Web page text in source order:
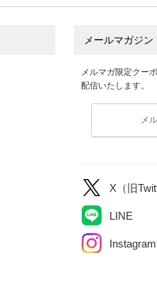
メールマガジン
メルマガ限定クー
配信いたします。
メ
X（旧
LINE
Instagram